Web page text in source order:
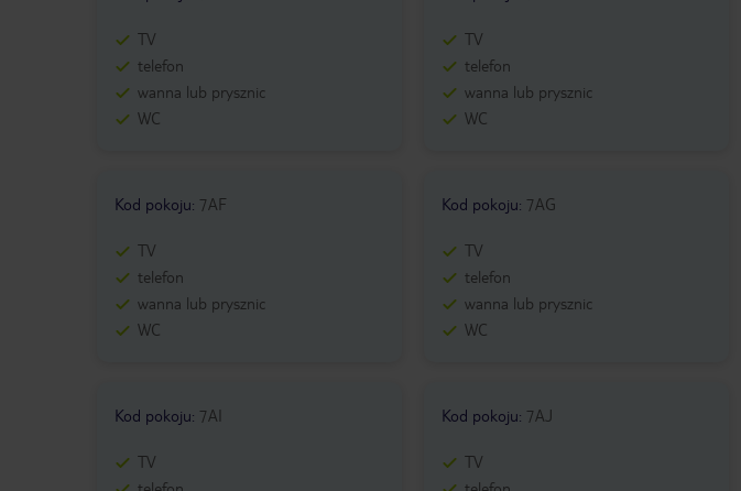
TV
telefon
wanna lub prysznic
WC
TV
telefon
wanna lub prysznic
WC
Kod pokoju: 7AF
TV
telefon
wanna lub prysznic
WC
Kod pokoju: 7AG
TV
telefon
wanna lub prysznic
WC
Kod pokoju: 7AI
TV
Kod pokoju: 7AJ
TV